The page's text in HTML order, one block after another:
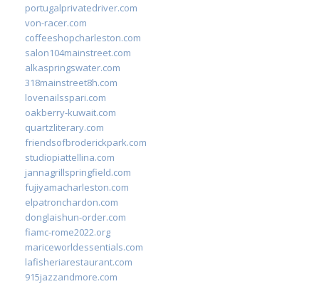
portugalprivatedriver.com
von-racer.com
coffeeshopcharleston.com
salon104mainstreet.com
alkaspringswater.com
318mainstreet8h.com
lovenailsspari.com
oakberry-kuwait.com
quartzliterary.com
friendsofbroderickpark.com
studiopiattellina.com
jannagrillspringfield.com
fujiyamacharleston.com
elpatronchardon.com
donglaishun-order.com
fiamc-rome2022.org
mariceworldessentials.com
lafisheriarestaurant.com
915jazzandmore.com